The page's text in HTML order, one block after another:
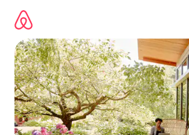
kwenda
kwenye
maudhui